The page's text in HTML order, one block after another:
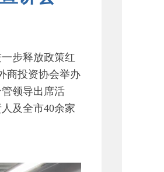
步释放政策红
商投资协会举办
领导出席活
及全市40余家